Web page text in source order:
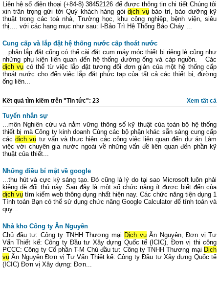
Liên hệ số điện thoại (+84-8) 38452126 để được thông tin chi tiết Chúng tôi
xin trân trọng gửi tới Quý khách hàng góidịch vụbảo trì, bảo dưỡng kỹ
thuật trong các toà nhà, Trường học, khu công nghiệp, bệnh viện, siêu
thị…. với các hạng mục như sau: I-Bảo Trì Hệ Thống Báo Cháy ...
Cung cấp và lắp đặt hệ thống nước cấp thoát nước
...phận lắp đặt cũng có thể cài đặt cụm máy móc thiết bi riêng lẻ cũng như
những phụ kiện liên quan đến hệ thống đường ống và cáp nguồn. Các
dịch vụ có thể từ việc lắp đặt tương đối đơn giản của một hệ thống cấp
thoát nước cho đến việc lắp đặt phức tạp của tất cả các thiết bị, đường
ống liên...
Xem tất cả
Kết quả tìm kiếm trên "Tin tức": 23
Tuyển nhân sự
...môn Nghiên cứu và nắm vững thông số kỹ thuật của toàn bộ hệ thống
thiết bị mà Công ty kinh doanh Cùng các bộ phận khác sẵn sàng cung cấp
cácdịch vụ tư vấn và thực hiện các công việc liên quan đến dự án Làm
việc với chuyên gia nước ngoài về những vấn đề liên quan đến phần kỹ
thuật của thiết...
Những điều bí mật về google
...thu hút và cực kỳ sáng tạo. Đó cũng là lý do tại sao Microsoft luôn phải
kiêng dè đối thủ này. Sau đây là một số chức năng ít được biết đến của
dịch vụ tìm kiếm web thông dụng nhất hiện nay. Các chức năng tiện dụng 1
Tính toán Bạn có thể sử dụng chức năng Google Calculator để tính toán và
quy...
Nhà kho Công ty Ân Nguyên
Chủ đầu tư: Công ty TNHH Thương mại Dịch vụÂn Nguyên, Đơn vị Tư
Vấn Thiết kế: Công ty Đầu tư Xây dựng Quốc tế (ICIC), Đơn vị thi công
PCCC: Công ty Cổ phần T-M Chủ đầu tư: Công ty TNHH Thương mại Dịch
vụ Ân Nguyên Đơn vị Tư Vấn Thiết kế: Công ty Đầu tư Xây dựng Quốc tế
(ICIC) Đơn vị Xây dựng: Đơn...